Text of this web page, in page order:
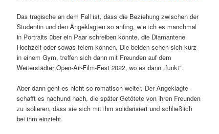
Das tragische an dem Fall ist, dass die Beziehung zwischen der
Studentin und den Angeklagten so anfing, wie ich es manchmal
in Portraits über ein Paar schreiben könnte, die Diamantene
Hochzeit oder sowas feiern können. Die beiden sehen sich kurz
in einem Gym, treffen sich dann mit Freunden auf dem
Weiterstädter Open-Air-Film-Fest 2022, wo es dann „funkt“.
Aber dann geht es nicht so romatisch weiter. Der Angeklagte
schafft es nachund nach, die später Getötete von ihren Freunden
zu isolieren, dass sie sich mit ihm solidarisiert und schließlich
bei ihm einzieht.